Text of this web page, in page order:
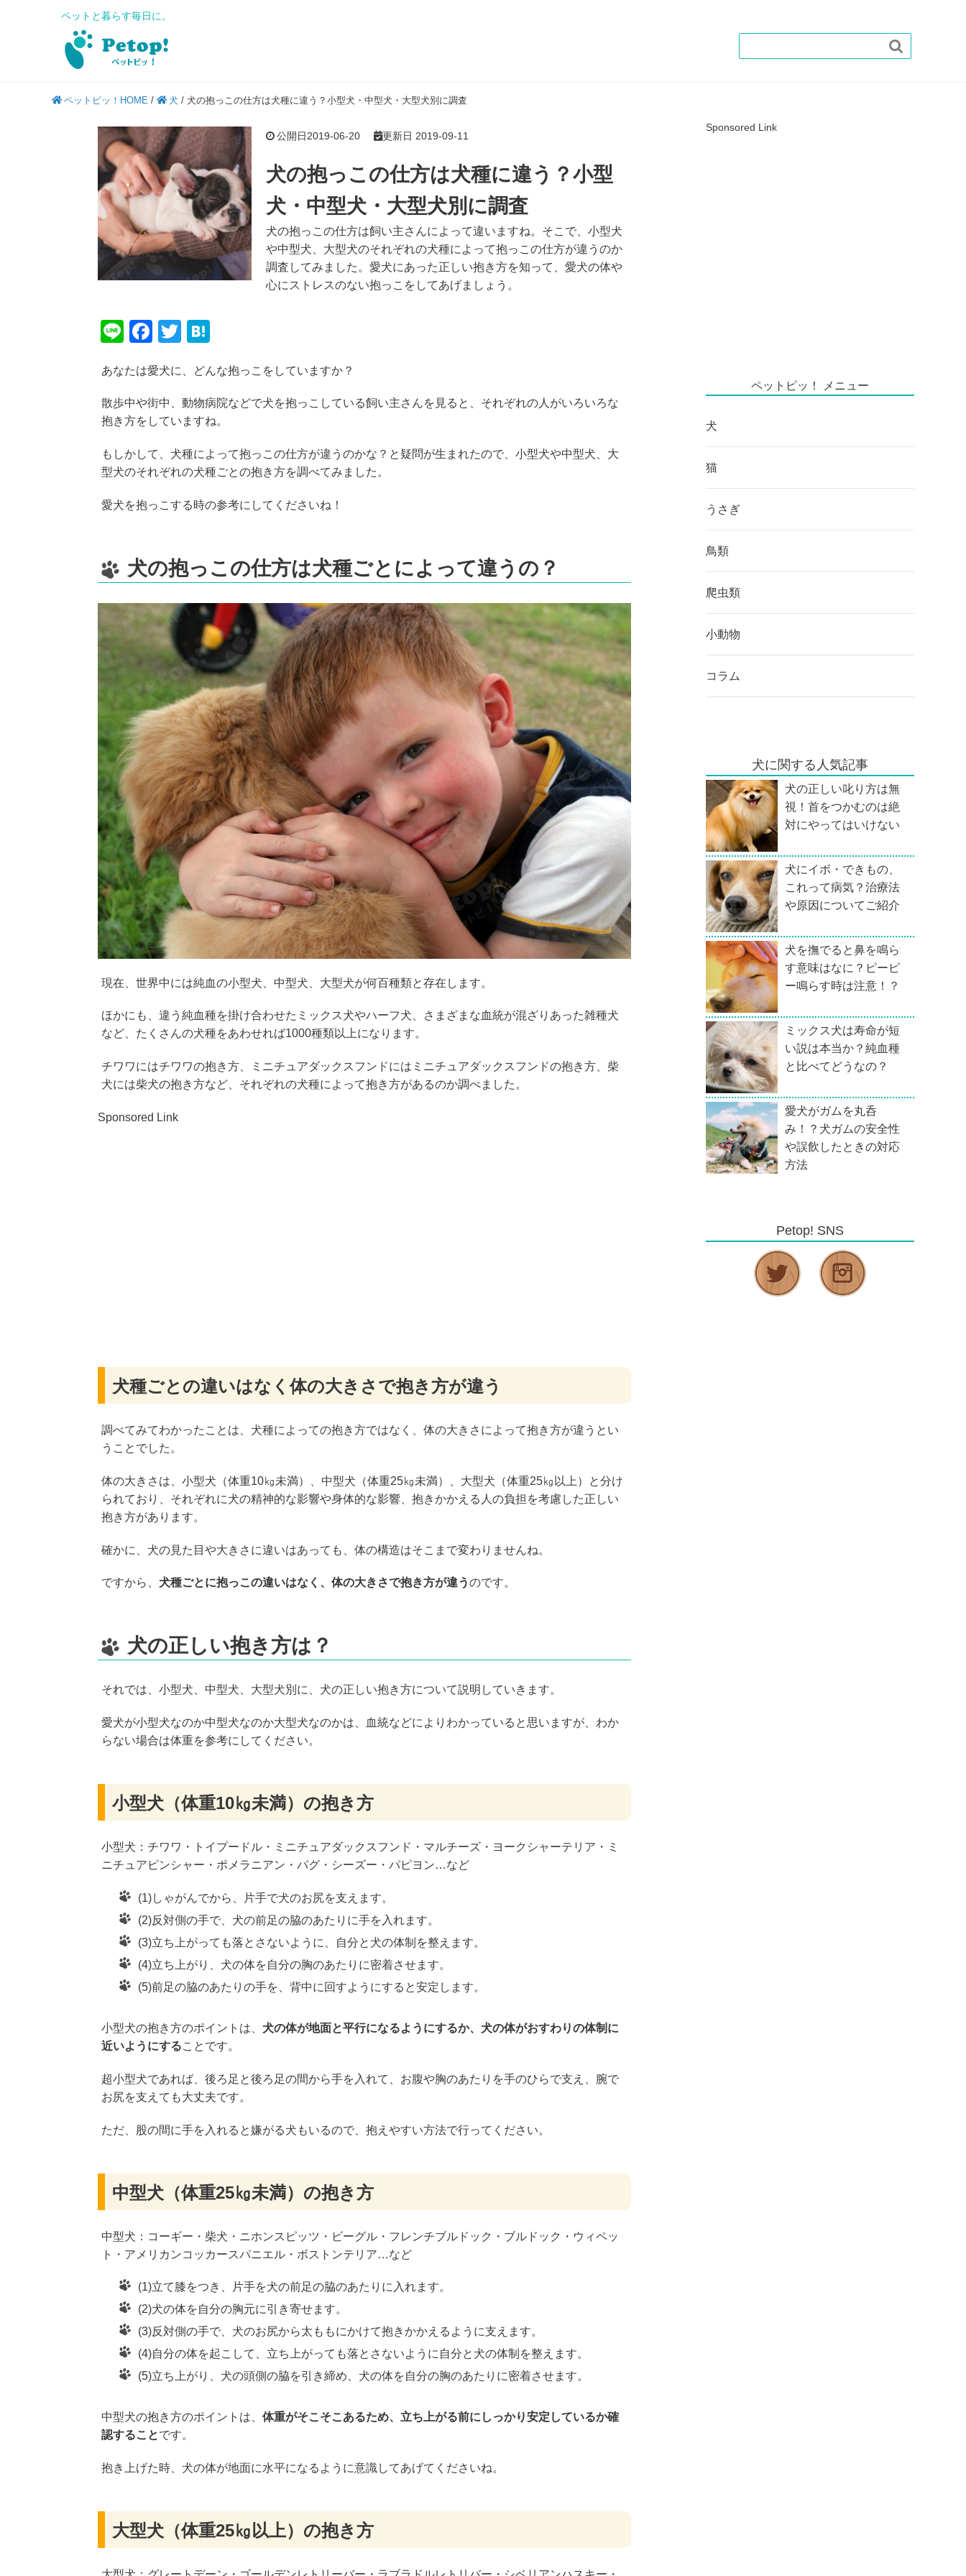
ペットと暮らす毎日に。

ペットピッ！HOME / 犬 / 犬の抱っこの仕方は犬種に違う？小型犬・中型犬・大型犬別に調査
公開日2019-06-20 更新日 2019-09-11
犬の抱っこの仕方は犬種に違う？小型
犬・中型犬・大型犬別に調査
犬の抱っこの仕方は飼い主さんによって違いますね。そこで、小型犬
や中型犬、大型犬のそれぞれの犬種によって抱っこの仕方が違うのか
調査してみました。愛犬にあった正しい抱き方を知って、愛犬の体や
心にストレスのない抱っこをしてあげましょう。
Li
e
F
c
e
b
o
o
T
tt
er
e
n
a
あなたは愛犬に、どんな抱っこをしていますか？
散歩中や街中、動物病院などで犬を抱っこしている飼い主さんを見ると、それぞれの人がいろいろな
抱き方をしていますね。
もしかして、犬種によって抱っこの仕方が違うのかな？と疑問が生まれたので、小型犬や中型犬、大
型犬のそれぞれの犬種ごとの抱き方を調べてみました。
愛犬を抱っこする時の参考にしてくださいね！
犬の抱っこの仕方は犬種ごとによって違うの？
現在、世界中には純血の小型犬、中型犬、大型犬が何百種類と存在します。
ほかにも、違う純血種を掛け合わせたミックス犬やハーフ犬、さまざまな血統が混ざりあった雑種犬
など、たくさんの犬種をあわせれば1000種類以上になります。
チワワにはチワワの抱き方、ミニチュアダックスフンドにはミニチュアダックスフンドの抱き方、柴
犬には柴犬の抱き方など、それぞれの犬種によって抱き方があるのか調べました。
Sponsored Link
犬種ごとの違いはなく体の大きさで抱き方が違う
調べてみてわかったことは、犬種によっての抱き方ではなく、体の大きさによって抱き方が違うとい
うことでした。
体の大きさは、小型犬（体重10㎏未満）、中型犬（体重25㎏未満）、大型犬（体重25㎏以上）と分け
られており、それぞれに犬の精神的な影響や身体的な影響、抱きかかえる人の負担を考慮した正しい
抱き方があります。
確かに、犬の見た目や大きさに違いはあっても、体の構造はそこまで変わりませんね。
ですから、 犬種ごとに抱っこの違いはなく、体の大きさで抱き方が違うのです。
犬の正しい抱き方は？
それでは、小型犬、中型犬、大型犬別に、犬の正しい抱き方について説明していきます。
愛犬が小型犬なのか中型犬なのか大型犬なのかは、血統などによりわかっていると思いますが、わか
らない場合は体重を参考にしてください。
小型犬（体重10㎏未満）の抱き方
小型犬：チワワ・トイプードル・ミニチュアダックスフンド・マルチーズ・ヨークシャーテリア・ミ
ニチュアピンシャー・ポメラニアン・パグ・シーズー・パピヨン…など
(1)しゃがんでから、片手で犬のお尻を支えます。
(2)反対側の手で、犬の前足の脇のあたりに手を入れます。
(3)立ち上がっても落とさないように、自分と犬の体制を整えます。
(4)立ち上がり、犬の体を自分の胸のあたりに密着させます。
(5)前足の脇のあたりの手を、背中に回すようにすると安定します。
小型犬の抱き方のポイントは、 犬の体が地面と平行になるようにするか、犬の体がおすわりの体制に
近いようにすることです。
超小型犬であれば、後ろ足と後ろ足の間から手を入れて、お腹や胸のあたりを手のひらで支え、腕で
お尻を支えても大丈夫です。
ただ、股の間に手を入れると嫌がる犬もいるので、抱えやすい方法で行ってください。
中型犬（体重25㎏未満）の抱き方
中型犬：コーギー・柴犬・ニホンスピッツ・ビーグル・フレンチブルドック・ブルドック・ウィペッ
ト・アメリカンコッカースパニエル・ボストンテリア…など
(1)立て膝をつき、片手を犬の前足の脇のあたりに入れます。
(2)犬の体を自分の胸元に引き寄せます。
(3)反対側の手で、犬のお尻から太ももにかけて抱きかかえるように支えます。
(4)自分の体を起こして、立ち上がっても落とさないように自分と犬の体制を整えます。
(5)立ち上がり、犬の頭側の脇を引き締め、犬の体を自分の胸のあたりに密着させます。
中型犬の抱き方のポイントは、 体重がそこそこあるため、立ち上がる前にしっかり安定しているか確
認することです。
抱き上げた時、犬の体が地面に水平になるように意識してあげてくださいね。
大型犬（体重25㎏以上）の抱き方
Sponsored Link
ペットピッ！ メニュー
犬
猫
うさぎ
鳥類
爬虫類
小動物
コラム
犬に関する人気記事
犬の正しい叱り方は無
視！首をつかむのは絶
対にやってはいけない
犬にイボ・できもの、
これって病気？治療法
や原因についてご紹介
犬を撫でると鼻を鳴ら
す意味はなに？ピーピ
ー鳴らす時は注意！？
ミックス犬は寿命が短
い説は本当か？純血種
と比べてどうなの？
愛犬がガムを丸呑
み！？犬ガムの安全性
や誤飲したときの対応
方法
Petop! SNS